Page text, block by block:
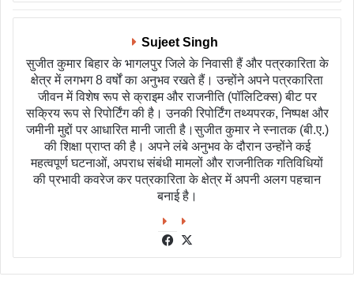
Sujeet Singh
सुजीत कुमार बिहार के भागलपुर जिले के निवासी हैं और पत्रकारिता के
क्षेत्र में लगभग 8 वर्षों का अनुभव रखते हैं। उन्होंने अपने पत्रकारिता
जीवन में विशेष रूप से क्राइम और राजनीति (पॉलिटिक्स) बीट पर
सक्रिय रूप से रिपोर्टिंग की है। उनकी रिपोर्टिंग तथ्यपरक, निष्पक्ष और
जमीनी मुद्दों पर आधारित मानी जाती है।सुजीत कुमार ने स्नातक (बी.ए.)
की शिक्षा प्राप्त की है। अपने लंबे अनुभव के दौरान उन्होंने कई
महत्वपूर्ण घटनाओं, अपराध संबंधी मामलों और राजनीतिक गतिविधियों
की प्रभावी कवरेज कर पत्रकारिता के क्षेत्र में अपनी अलग पहचान
बनाई है।
Facebook